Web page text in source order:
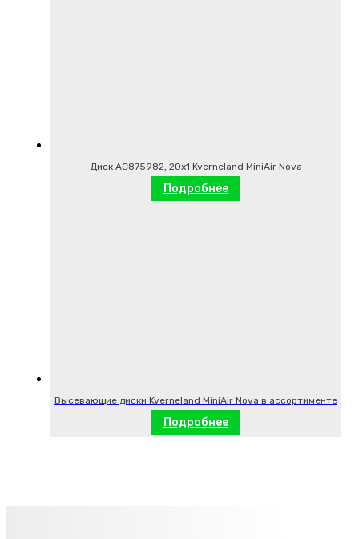
Диск AC875982, 20х1 Kverneland MiniAir Nova
Подробнее
Высевающие диски Kverneland MiniAir Nova в ассортименте
Подробнее